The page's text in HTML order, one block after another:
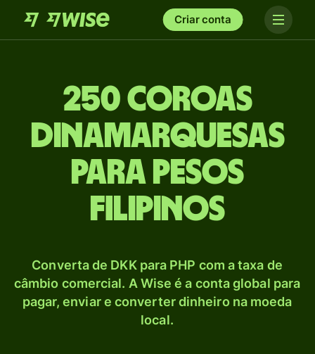
Criar conta
250 Coroas
dinamarquesas
para Pesos
filipinos
Converta de DKK para PHP com a taxa de
câmbio comercial. A Wise é a conta global para
pagar, enviar e converter dinheiro na moeda
local.